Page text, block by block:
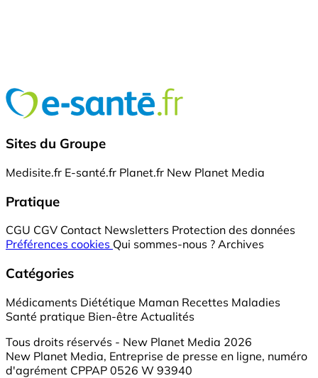
Sites du Groupe
Medisite.fr E-santé.fr Planet.fr New Planet Media
Pratique
CGU CGV Contact Newsletters Protection des données
Préférences cookies Qui sommes-nous ? Archives
Catégories
Médicaments Diététique Maman Recettes Maladies
Santé pratique Bien-être Actualités
Tous droits réservés - New Planet Media 2026
New Planet Media, Entreprise de presse en ligne, numéro
d'agrément CPPAP 0526 W 93940